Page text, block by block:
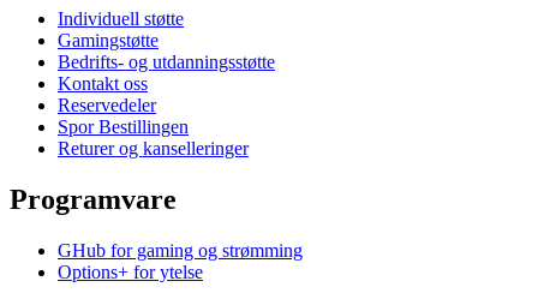
Individuell støtte
Gamingstøtte
Bedrifts- og utdanningsstøtte
Kontakt oss
Reservedeler
Spor Bestillingen
Returer og kanselleringer
Programvare
GHub for gaming og strømming
Options+ for ytelse